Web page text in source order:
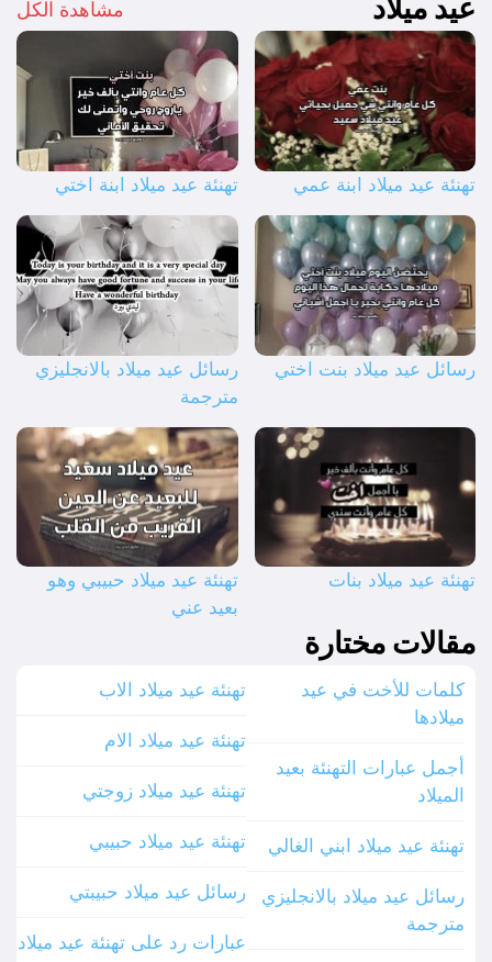
عيد ميلاد مشاهدة الكل
تهنئة عيد ميلاد ابنة عمي تهنئة عيد ميلاد ابنة اختي
رسائل عيد ميلاد بنت اختي
رسائل عيد ميلاد بالانجليزي
مترجمة
تهنئة عيد ميلاد بنات
تهنئة عيد ميلاد حبيبي وهو
بعيد عني
مقالات مختارة
كلمات للأخت في عيد
ميلادها
أجمل عبارات التهنئة بعيد
الميلاد
تهنئة عيد ميلاد ابني الغالي
رسائل عيد ميلاد بالانجليزي
مترجمة
تهنئة عيد ميلاد الاب
تهنئة عيد ميلاد الام
تهنئة عيد ميلاد زوجتي
تهنئة عيد ميلاد حبيبي
رسائل عيد ميلاد حبيبتي
عبارات رد على تهنئة عيد ميلاد